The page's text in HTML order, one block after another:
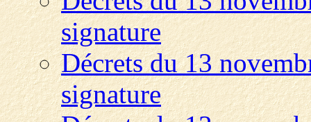
signature
Décrets du 13
signature